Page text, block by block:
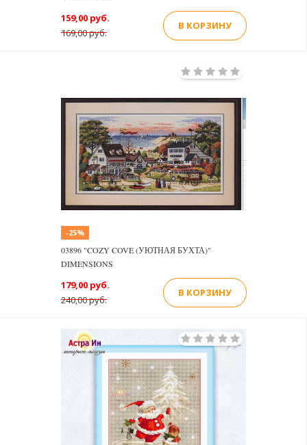
169,00 руб.
159,00 руб.
В КОРЗИНУ
-25%
03896 "COZY COVE (УЮТНАЯ БУХТА)"
DIMENSIONS
240,00 руб.
179,00 руб.
В КОРЗИНУ